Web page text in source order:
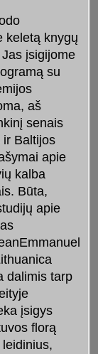
keletą knygų
įsigijome
su
aš
senais
ir Baltijos
apie
kalba
Būta,
apie
dalimis tarp
įsigys
florą